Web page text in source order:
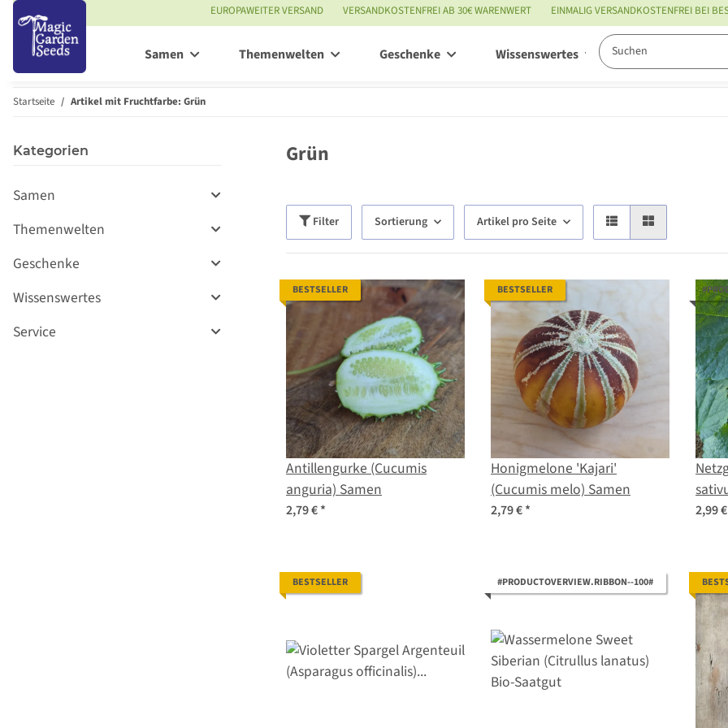
EUROPAWEITER VERSAND VERSANDKOSTENFREI AB 30€ WARENWERT EINMALIG VERSANDKOSTENFREI BEI
Samen Themenwelten Geschenke Wissenswertes Service
Startseite Artikel mit Fruchtfarbe: Grün
Grün
Filter Sortierung Artikel pro Seite
BESTSELLER
Antillengurke (Cucumis
anguria) Samen
2,79 €*
BESTSELLER
Honigmelone 'Kajari'
(Cucumis melo) Samen
2,79 €* 2,99 €
BESTSELLER #PRODUCTOVERVIEW.RIBBON--100#
Kategorien
Samen
Themenwelten
Geschenke
Wissenswertes
Service